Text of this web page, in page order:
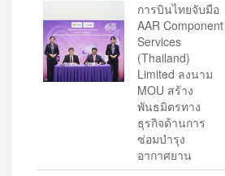
การบินไทยจับมือ
AAR Component
Services
(Thailand)
Limited ลงนาม
MOU สร้าง
พันธมิตรทาง
ธุรกิจด้านการ
ซ่อมบำรุง
อากาศยาน